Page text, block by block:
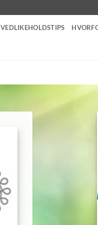
VEDLIKEHOLDSTIPS